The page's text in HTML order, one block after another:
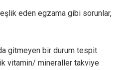
eşlik eden egzama gibi sorunlar,
gitmeyen bir durum tespit
vitamin/ mineraller takviye